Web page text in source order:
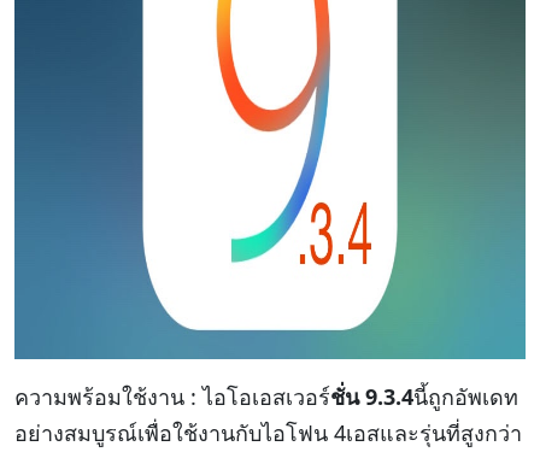
ความพร้อมใช้งาน : ไอโอเอสเวอร์ชั่น 9.3.4นี้ถูกอัพเดท
อย่างสมบูรณ์เพื่อใช้งานกับไอโฟน 4เอสและรุ่นที่สูงกว่า